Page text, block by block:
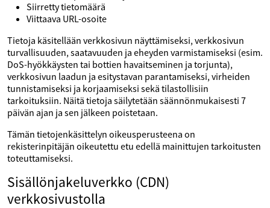
Siirretty tietomäärä
Viittaava URL-osoite
Tietoja käsitellään verkkosivun näyttämiseksi, verkkosivun
turvallisuuden, saatavuuden ja eheyden varmistamiseksi (esim.
DoS-hyökkäysten tai bottien havaitseminen ja torjunta),
verkkosivun laadun ja esitystavan parantamiseksi, virheiden
tunnistamiseksi ja korjaamiseksi sekä tilastollisiin
tarkoituksiin. Näitä tietoja säilytetään säännönmukaisesti 7
päivän ajan ja sen jälkeen poistetaan.
Tämän tietojenkäsittelyn oikeusperusteena on
rekisterinpitäjän oikeutettu etu edellä mainittujen tarkoitusten
toteuttamiseksi.
Sisällönjakeluverkko (CDN)
verkkosivustolla